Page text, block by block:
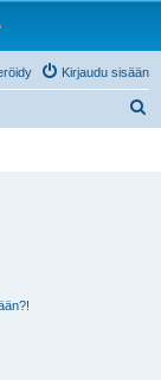
Kirjaudu sisään